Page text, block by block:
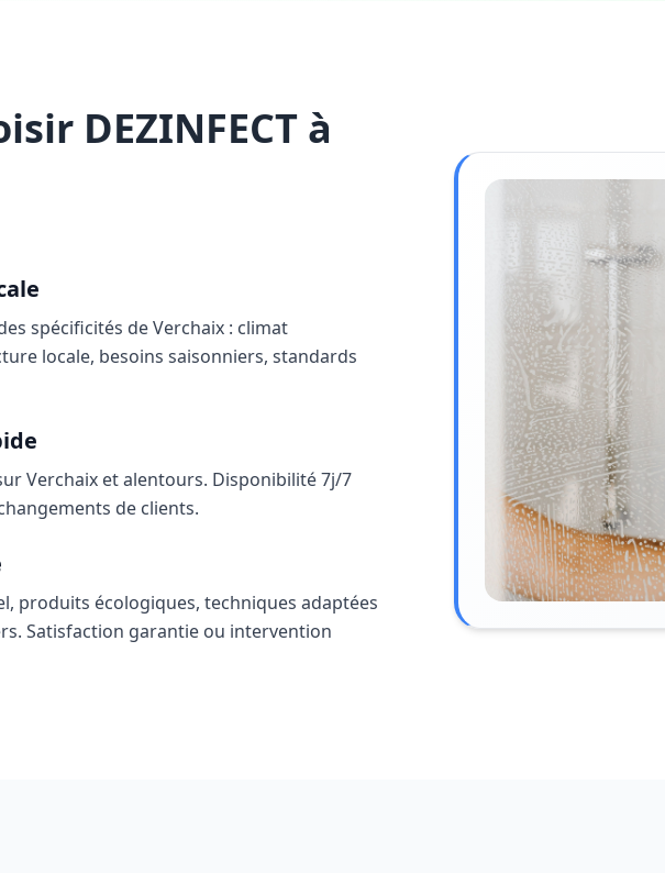
DEZINFECT à
spécificités de Verchaix : climat
locale, besoins saisonniers, standards
Verchaix et alentours. Disponibilité 7j/7
de clients.
produits écologiques, techniques adaptées
Satisfaction garantie ou intervention